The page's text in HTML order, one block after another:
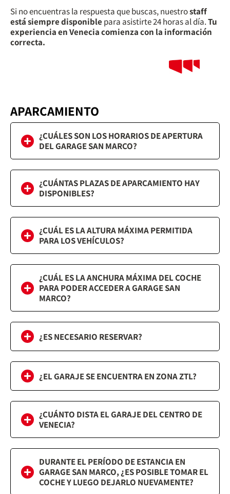
Si no encuentras la respuesta que buscas, nuestrostaff
está siempre disponible para asistirte 24 horas al día.Tu
experiencia en Venecia comienza con la información
correcta.
APARCAMIENTO
¿CUÁLES SON LOS HORARIOS DE APERTURA
DEL GARAGE SAN MARCO?
¿CUÁNTAS PLAZAS DE APARCAMIENTO HAY
DISPONIBLES?
¿CUÁL ES LA ALTURA MÁXIMA PERMITIDA
PARA LOS VEHÍCULOS?
¿CUÁL ES LA ANCHURA MÁXIMA DEL COCHE
PARA PODER ACCEDER A GARAGE SAN
MARCO?
¿ES NECESARIO RESERVAR?
¿EL GARAJE SE ENCUENTRA EN ZONA ZTL?
¿CUÁNTO DISTA EL GARAJE DEL CENTRO DE
VENECIA?
DURANTE EL PERÍODO DE ESTANCIA EN
GARAGE SAN MARCO, ¿ES POSIBLE TOMAR EL
COCHE Y LUEGO DEJARLO NUEVAMENTE?